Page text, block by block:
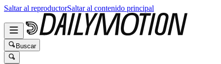
Saltar al reproductorSaltar al contenido principal
Buscar